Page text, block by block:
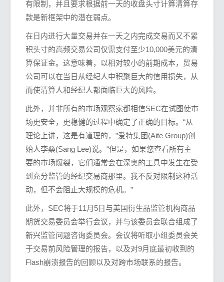
有限制，并且要求根据前一天的收盘头寸计算清算存
款是新框架中的潜在弱点。
在日内进行大量交易并在一天之内完成交易而又不累
积头寸的高频交易公司仅需支付至少10,000美元的清
算保证金。这意味着，以相对较小的前期成本，贸易
公司可以在当日从经纪人中积聚巨大的信用损失，从
而使清算人和经纪人都面临巨大的风险。
此外，并非所有的市场观察家都相信SEC在试图使市
场更安全，更稳健的过程中确定了正确的目标。“从
理论上讲，这是有道理的，”爱特集团(Aite Group)创
始人李桑(Sang Lee)说。“但是，如果您查看所有主
要的市场爆裂，它们通常会在深奥的工具中发生在受
到充分监管的经纪交易商那里。我不反对限制这种活
动，但不会阻止大规模的危机。”
此外，SEC将于11月5日与美国衍生品监管机构商品
期货交易委员会举行会议，并与该委员会联合组成了
新兴监管问题咨询委员会。会议将听取小组委员会关
于交易前风险管理的报告，以及对9月底最初收到的
Flash崩溃报告的回顾以及对跨市场联系的报告。